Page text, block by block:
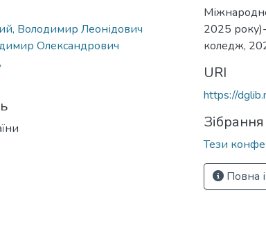
Володимир Леонідович
Олександрович
2025
коледж,
URI
https://
Зібрання
Тези
Повна